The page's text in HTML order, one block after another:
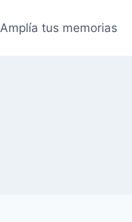
Amplía tus memorias